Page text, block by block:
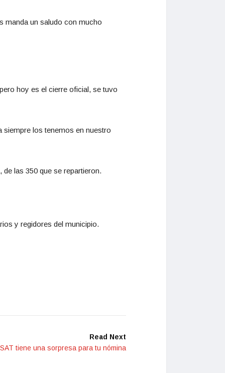
manda un saludo con mucho
hoy es el cierre oficial, se tuvo
siempre los tenemos en nuestro
las 350 que se repartieron.
y regidores del municipio.
Read Next
tiene una sorpresa para tu nómina